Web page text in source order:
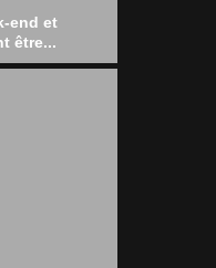
end et
être...